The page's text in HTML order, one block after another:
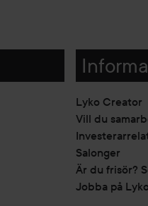
Lyko Creator
Vill du
Salonger
Är du frisör?
Jobba på Lyko